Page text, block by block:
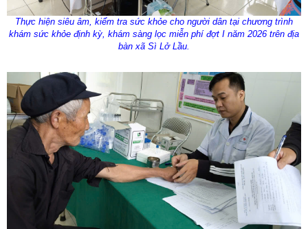
Thực hiện siêu âm, kiểm tra sức khỏe cho người dân tại chương trình
khám sức khỏe định kỳ, khám sàng lọc miễn phí đợt I năm 2026 trên địa
bàn xã Sì Lở Lầu.